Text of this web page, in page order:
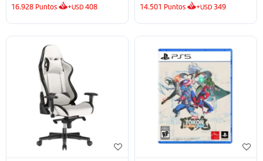
16.928 Puntos +USD408 14.501 Puntos +USD349